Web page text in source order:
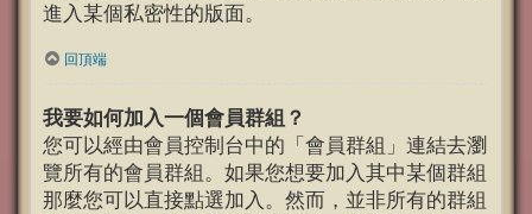
進入某個私密性的版面。
回頂端
我要如何加入一個會員群組？
您可以經由會員控制台中的「會員群組」連結去瀏
覽所有的會員群組。如果您想要加入其中某個群組
那麼您可以直接點選加入。然而，並非所有的群組